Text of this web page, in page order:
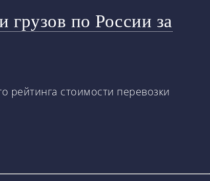
грузов по России за
рейтинга стоимости перевозки